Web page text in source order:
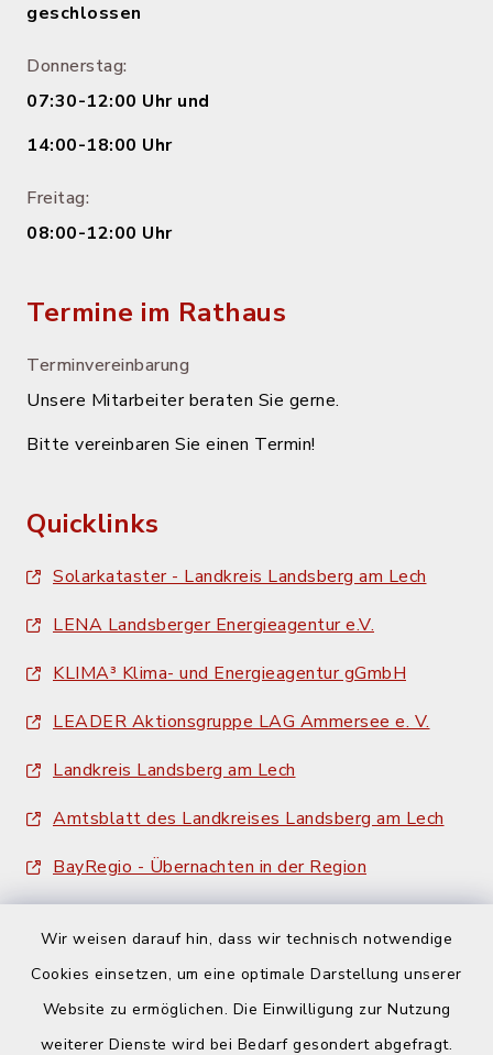
Wir weisen darauf hin, dass wir technisch notwendige
Cookies einsetzen, um eine optimale Darstellung unserer
Website zu ermöglichen. Die Einwilligung zur Nutzung
weiterer Dienste wird bei Bedarf gesondert abgefragt.
geschlossen
Donnerstag:
07:30-12:00 Uhr und
14:00-18:00 Uhr
Freitag:
08:00-12:00 Uhr
Termine im Rathaus
Terminvereinbarung
Unsere Mitarbeiter beraten Sie gerne.
Bitte vereinbaren Sie einen Termin!
Quicklinks
Solarkataster - Landkreis Landsberg am Lech
LENA Landsberger Energieagentur e.V.
KLIMA³ Klima- und Energieagentur gGmbH
LEADER Aktionsgruppe LAG Ammersee e. V.
Landkreis Landsberg am Lech
Amtsblatt des Landkreises Landsberg am Lech
BayRegio - Übernachten in der Region